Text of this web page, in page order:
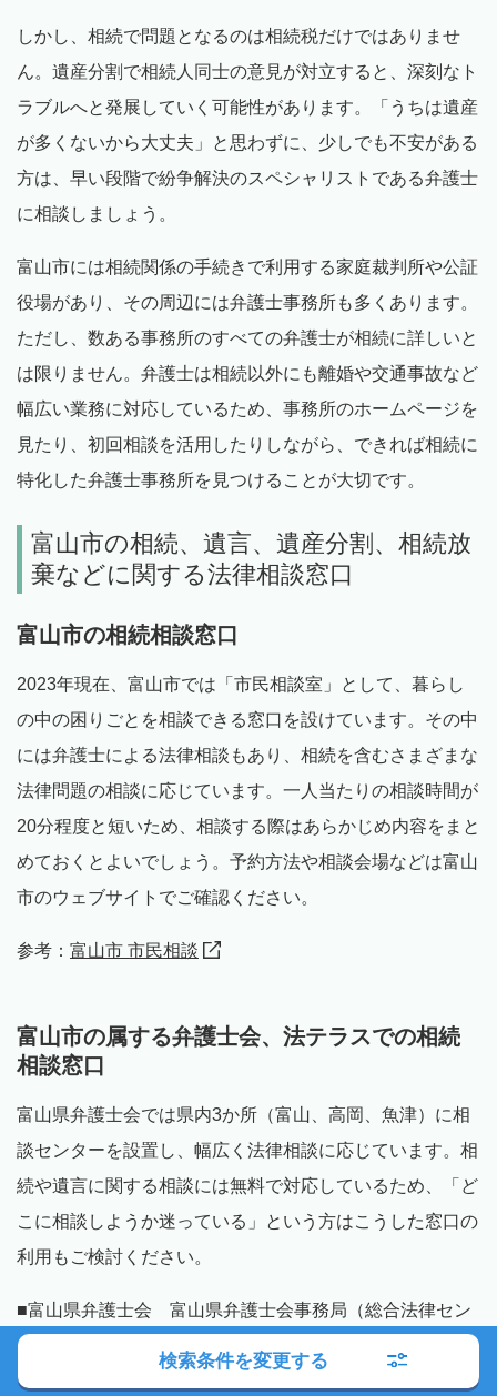
しかし、相続で問題となるのは相続税だけではありませ
ん。遺産分割で相続人同士の意見が対立すると、深刻なト
ラブルへと発展していく可能性があります。「うちは遺産
が多くないから大丈夫」と思わずに、少しでも不安がある
方は、早い段階で紛争解決のスペシャリストである弁護士
に相談しましょう。
富山市には相続関係の手続きで利用する家庭裁判所や公証
役場があり、その周辺には弁護士事務所も多くあります。
ただし、数ある事務所のすべての弁護士が相続に詳しいと
は限りません。弁護士は相続以外にも離婚や交通事故など
幅広い業務に対応しているため、事務所のホームページを
見たり、初回相談を活用したりしながら、できれば相続に
特化した弁護士事務所を見つけることが大切です。
富山市の相続、遺言、遺産分割、相続放
棄などに関する法律相談窓口
富山市の相続相談窓口
2023年現在、富山市では「市民相談室」として、暮らし
の中の困りごとを相談できる窓口を設けています。その中
には弁護士による法律相談もあり、相続を含むさまざまな
法律問題の相談に応じています。一人当たりの相談時間が
20分程度と短いため、相談する際はあらかじめ内容をまと
めておくとよいでしょう。予約方法や相談会場などは富山
市のウェブサイトでご確認ください。
参考： 富山市 市民相談
富山市の属する弁護士会、法テラスでの相続
相談窓口
富山県弁護士会では県内3か所（富山、高岡、魚津）に相
談センターを設置し、幅広く法律相談に応じています。相
続や遺言に関する相談には無料で対応しているため、「ど
こに相談しようか迷っている」という方はこうした窓口の
利用もご検討ください。
■富山県弁護士会 富山県弁護士会事務局（総合法律セン
ター）
所在地：富山県富山市長柄町3-4-1
検索条件を変更する